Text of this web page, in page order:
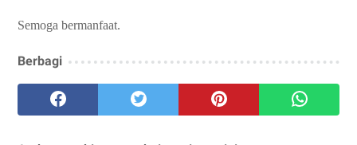
Semoga bermanfaat.
Berbagi